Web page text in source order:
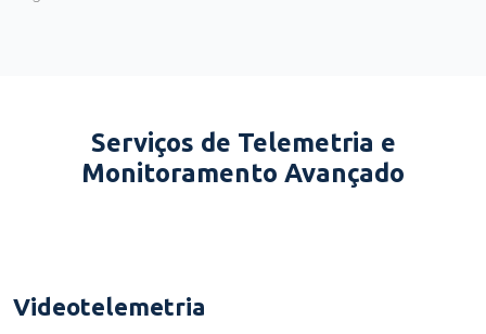
Serviços de Telemetria e
Monitoramento Avançado
Videotelemetria